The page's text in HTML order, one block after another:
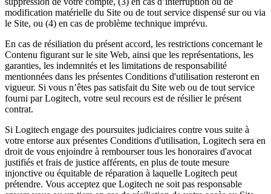
modification matérielle du Site ou de tout service dispensé sur ou via
le Site, ou (4) en cas de problème technique imprévu.
En cas de résiliation du présent accord, les restrictions concernant le
Contenu figurant sur le site Web, ainsi que les représentations, les
garanties, les indemnités et les limitations de responsabilité
mentionnées dans les présentes Conditions d'utilisation resteront en
vigueur. Si vous n’êtes pas satisfait du Site web ou de tout service
fourni par Logitech, votre seul recours est de résilier le présent
contrat.
Si Logitech engage des poursuites judiciaires contre vous suite à
votre entorse aux présentes Conditions d'utilisation, Logitech sera en
droit de vous enjoindre à rembourser tous les honoraires d'avocat
justifiés et frais de justice afférents, en plus de toute mesure
injonctive ou équitable de réparation à laquelle Logitech peut
prétendre. Vous acceptez que Logitech ne soit pas responsable